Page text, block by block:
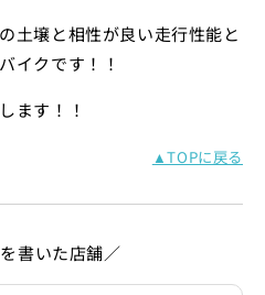
土壌と相性が良い走行性能と
イクです！！
ます！！
▲TOPに戻る
書いた店舗／